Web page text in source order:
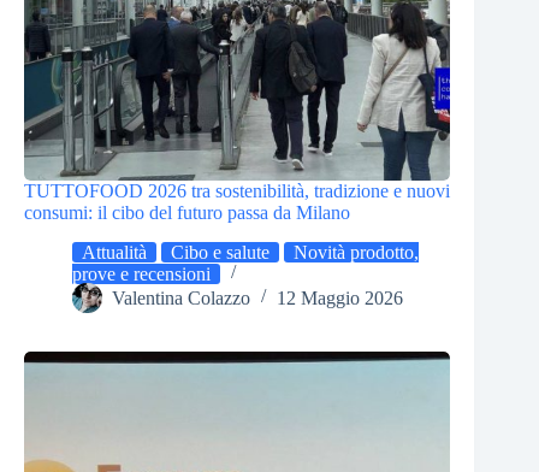
TUTTOFOOD 2026 tra sostenibilità, tradizione e nuovi
consumi: il cibo del futuro passa da Milano
Attualità
Cibo e salute
Novità prodotto,
prove e recensioni
Valentina Colazzo
12 Maggio 2026